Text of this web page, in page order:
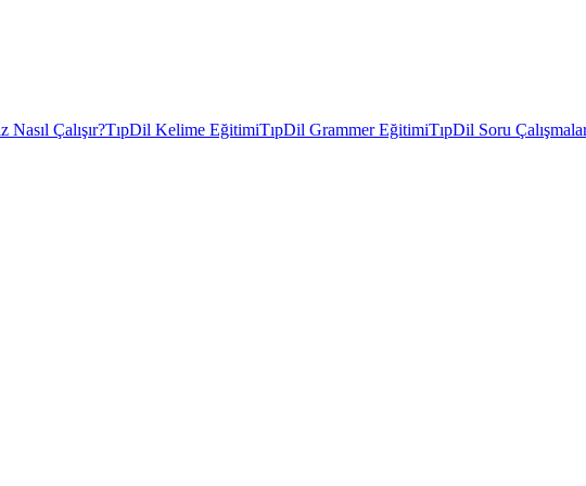
Çalışır?TıpDil Kelime EğitimiTıpDil Grammer EğitimiTıpDil Soru